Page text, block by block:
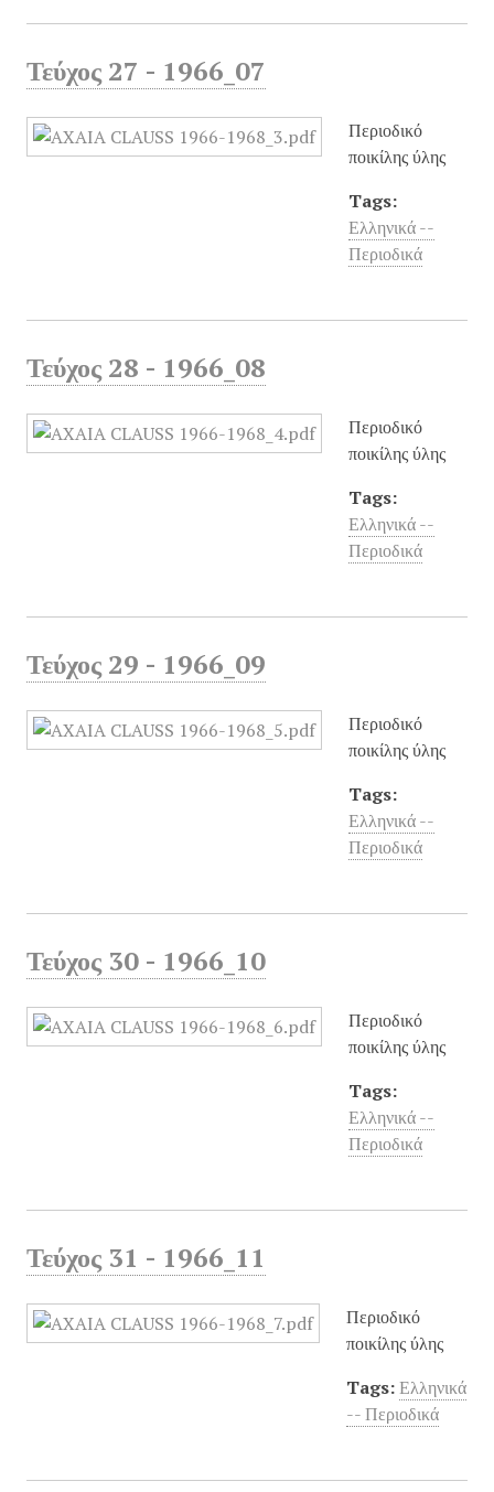
Τεύχος 27 - 1966_07
Περιοδικό
ποικίλης ύλης
Tags:
Ελληνικά --
Περιοδικά
Τεύχος 28 - 1966_08
Περιοδικό
ποικίλης ύλης
Tags:
Ελληνικά --
Περιοδικά
Τεύχος 29 - 1966_09
Περιοδικό
ποικίλης ύλης
Tags:
Ελληνικά --
Περιοδικά
Τεύχος 30 - 1966_10
Περιοδικό
ποικίλης ύλης
Tags:
Ελληνικά --
Περιοδικά
Τεύχος 31 - 1966_11
Περιοδικό
ποικίλης ύλης
Tags: Ελληνικά
-- Περιοδικά